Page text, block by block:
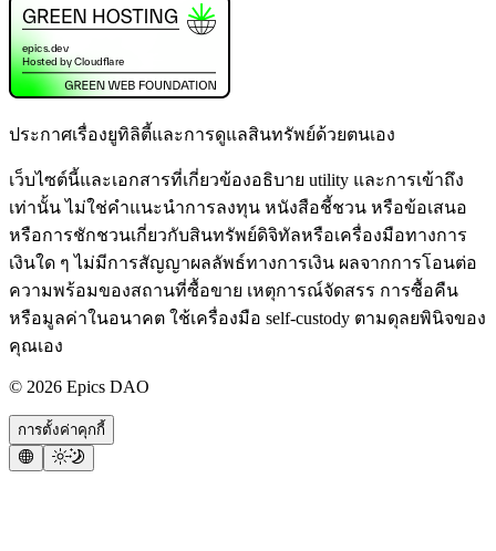
ประกาศเรื่องยูทิลิตี้และการดูแลสินทรัพย์ด้วยตนเอง
เว็บไซต์นี้และเอกสารที่เกี่ยวข้องอธิบาย utility และการเข้าถึง
เท่านั้น ไม่ใช่คำแนะนำการลงทุน หนังสือชี้ชวน หรือข้อเสนอ
หรือการชักชวนเกี่ยวกับสินทรัพย์ดิจิทัลหรือเครื่องมือทางการ
เงินใด ๆ ไม่มีการสัญญาผลลัพธ์ทางการเงิน ผลจากการโอนต่อ
ความพร้อมของสถานที่ซื้อขาย เหตุการณ์จัดสรร การซื้อคืน
หรือมูลค่าในอนาคต ใช้เครื่องมือ self-custody ตามดุลยพินิจของ
คุณเอง
© 2026 Epics DAO
การตั้งค่าคุกกี้